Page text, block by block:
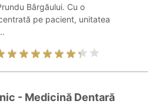
Bârgăului. Cu o
pe pacient, unitatea
- Medicină Dentară